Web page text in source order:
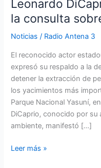
Leonardo
la consulta
Noticias / Radio Antena 3
El reconocido actor
expresó su respaldo a la
detener la extracción de
los yacimientos más
Parque Nacional Yasuní,
DiCaprio, conocido por su
ambiente, manifestó […]
Leer más »